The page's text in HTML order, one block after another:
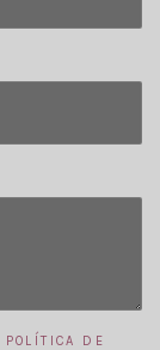
POLÍTICA DE